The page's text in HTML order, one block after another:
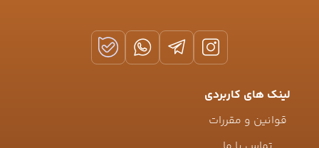
لینک های کاربردی
قوانین و مقررات